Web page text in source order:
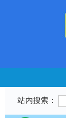
站内搜索：